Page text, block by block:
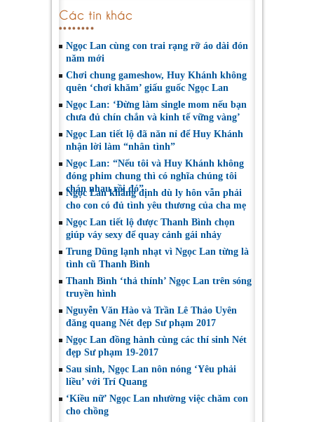
Các tin khác
Ngọc Lan cùng con trai rạng rỡ áo dài đón
năm mới
Chơi chung gameshow, Huy Khánh không
quên ‘chơi khăm’ giấu guốc Ngọc Lan
Ngọc Lan: ‘Đừng làm single mom nếu bạn
chưa đủ chín chắn và kinh tế vững vàng’
Ngọc Lan tiết lộ đã năn nỉ để Huy Khánh
nhận lời làm “nhân tình”
Ngọc Lan: “Nếu tôi và Huy Khánh không
đóng phim chung thì có nghĩa chúng tôi
chán nhau rồi đó”
Ngọc Lan khẳng định dù ly hôn vẫn phải
cho con có đủ tình yêu thương của cha mẹ
Ngọc Lan tiết lộ được Thanh Bình chọn
giúp váy sexy để quay cảnh gái nhảy
Trung Dũng lạnh nhạt vì Ngọc Lan từng là
tình cũ Thanh Bình
Thanh Bình ‘thả thính’ Ngọc Lan trên sóng
truyền hình
Nguyễn Văn Hào và Trần Lê Thảo Uyên
đăng quang Nét đẹp Sư phạm 2017
Ngọc Lan đồng hành cùng các thí sinh Nét
đẹp Sư phạm 19-2017
Sau sinh, Ngọc Lan nôn nóng ‘Yêu phải
liều’ với Trí Quang
‘Kiều nữ’ Ngọc Lan nhường việc chăm con
cho chồng